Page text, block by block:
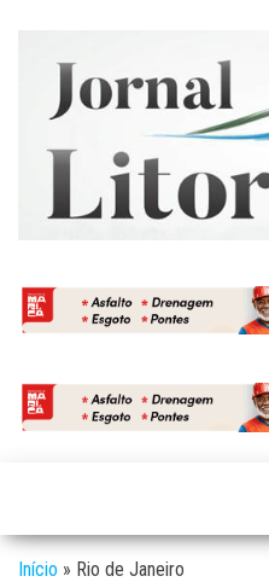
content
Início » Rio de Janeiro